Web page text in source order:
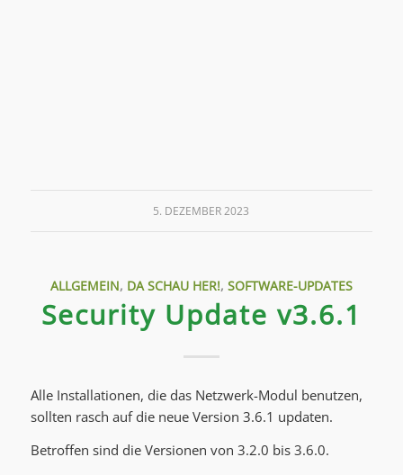
5. DEZEMBER 2023
ALLGEMEIN, DA SCHAU HER!, SOFTWARE-UPDATES
Security Update v3.6.1
Alle Installationen, die das Netzwerk-Modul benutzen,
sollten rasch auf die neue Version 3.6.1 updaten.
Betroffen sind die Versionen von 3.2.0 bis 3.6.0.